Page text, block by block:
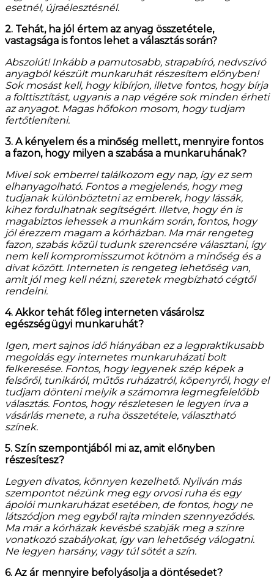
esetnél, újraélesztésnél.
2. Tehát, ha jól értem az anyag összetétele,
vastagsága is fontos lehet a választás során?
Abszolút! Inkább a pamutosabb, strapabíró, nedvszívó
anyagból készült munkaruhát részesítem előnyben!
Sok mosást kell, hogy kibírjon, illetve fontos, hogy bírja
a folttisztítást, ugyanis a nap végére sok minden érheti
az anyagot. Magas hőfokon mosom, hogy tudjam
fertőtleníteni.
3. A kényelem és a minőség mellett, mennyire fontos
a fazon, hogy milyen a szabása a munkaruhának?
Mivel sok emberrel találkozom egy nap, így ez sem
elhanyagolható. Fontos a megjelenés, hogy meg
tudjanak különböztetni az emberek, hogy lássák,
kihez fordulhatnak segítségért. Illetve, hogy én is
magabiztos lehessek a munkám során, fontos, hogy
jól érezzem magam a kórházban. Ma már rengeteg
fazon, szabás közül tudunk szerencsére választani, így
nem kell kompromisszumot kötnöm a minőség és a
divat között. Interneten is rengeteg lehetőség van,
amit jól meg kell nézni, szeretek megbízható cégtől
rendelni.
4. Akkor tehát főleg interneten vásárolsz
egészségügyi munkaruhát?
Igen, mert sajnos idő hiányában ez a legpraktikusabb
megoldás egy internetes munkaruházati bolt
felkeresése. Fontos, hogy legyenek szép képek a
felsőről, tunikáról, műtős ruházatról, köpenyről, hogy el
tudjam dönteni melyik a számomra legmegfelelőbb
választás. Fontos, hogy részletesen le legyen írva a
vásárlás menete, a ruha összetétele, választható
színek.
5. Szín szempontjából mi az, amit előnyben
részesítesz?
Legyen divatos, könnyen kezelhető. Nyilván más
szempontot nézünk meg egy orvosi ruha és egy
ápolói munkaruházat esetében, de fontos, hogy ne
látszódjon meg egyből rajta minden szennyeződés.
Ma már a kórházak kevésbé szabják meg a színre
vonatkozó szabályokat, így van lehetőség válogatni.
Ne legyen harsány, vagy túl sötét a szín.
6. Az ár mennyire befolyásolja a döntésedet?